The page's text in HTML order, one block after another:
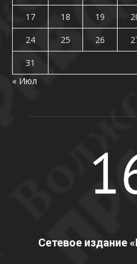
17
18 19
24
25 26
31
« Июл
Сетевое издание